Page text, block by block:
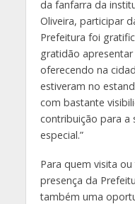
da fanfarra da
Oliveira, participar
Prefeitura foi
gratidão
oferecendo na
estiveram no
com bastante
contribuição para a
especial.”
Para quem visita
presença da
também uma